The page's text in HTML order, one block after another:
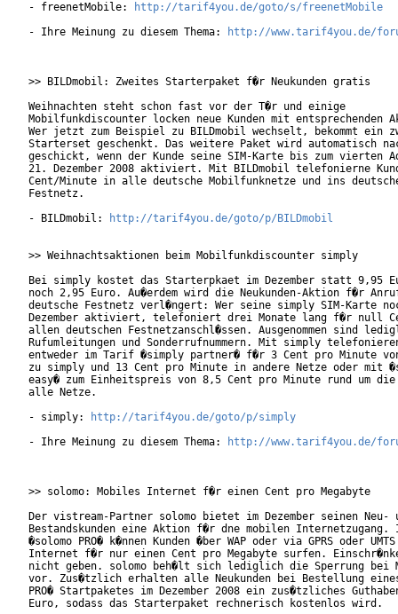
- freenetMobile:
http://tarif4you.de/goto/s/freenetMobile
- Ihre Meinung zu diesem Thema:
http://www.tarif4you.de/
>> BILDmobil: Zweites Starterpaket f�r Neukunden gratis
Weihnachten steht schon fast vor der T�r und einige
Mobilfunkdiscounter locken neue Kunden mit entsprechenden
Wer jetzt zum Beispiel zu BILDmobil wechselt, bekommt ein
Starterset geschenkt. Das weitere Paket wird automatisch
geschickt, wenn der Kunde seine SIM-Karte bis zum vierten
21. Dezember 2008 aktiviert. Mit BILDmobil telefonierne
Cent/Minute in alle deutsche Mobilfunknetze und ins
Festnetz.
- BILDmobil:
http://tarif4you.de/goto/p/BILDmobil
>> Weihnachtsaktionen beim Mobilfunkdiscounter simply
Bei simply kostet das Starterpkaet im Dezember statt 9,95
noch 2,95 Euro. Au�erdem wird die Neukunden-Aktion f�r
deutsche Festnetz verl�ngert: Wer seine simply SIM-Karte
Dezember aktiviert, telefoniert drei Monate lang f�r null
allen deutschen Festnetzanschl�ssen. Ausgenommen sind
Rufumleitungen und Sonderrufnummern. Mit simply
entweder im Tarif �simply partner� f�r 3 Cent pro Minute
zu simply und 13 Cent pro Minute in andere Netze oder mit
easy� zum Einheitspreis von 8,5 Cent pro Minute rund um
alle Netze.
- simply:
http://tarif4you.de/goto/p/simply
- Ihre Meinung zu diesem Thema:
http://www.tarif4you.de/
>> solomo: Mobiles Internet f�r einen Cent pro Megabyte
Der vistream-Partner solomo bietet im Dezember seinen Neu-
Bestandskunden eine Aktion f�r dne mobilen
�solomo PRO� k�nnen Kunden �ber WAP oder via GPRS oder
Internet f�r nur einen Cent pro Megabyte surfen.
nicht geben. solomo beh�lt sich lediglich die Sperrung bei
vor. Zus�tzlich erhalten alle Neukunden bei Bestellung
PRO� Startpaketes im Dezember 2008 ein zus�tzliches
Euro, sodass das Starterpaket rechnerisch kostenlos